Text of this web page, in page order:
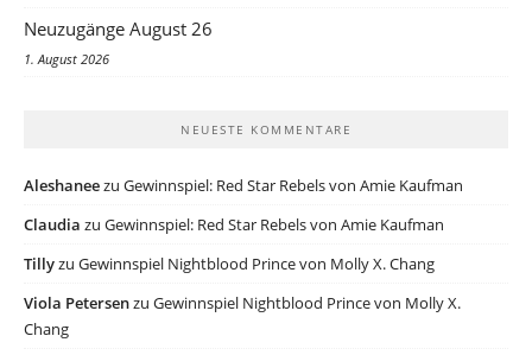
Neuzugänge August 26
1. August 2026
NEUESTE KOMMENTARE
Aleshaneezu Gewinnspiel: Red Star Rebels von Amie Kaufman
Claudia zu Gewinnspiel: Red Star Rebels von Amie Kaufman
Tillyzu Gewinnspiel Nightblood Prince von Molly X. Chang
Viola Petersenzu Gewinnspiel Nightblood Prince von Molly X.
Chang